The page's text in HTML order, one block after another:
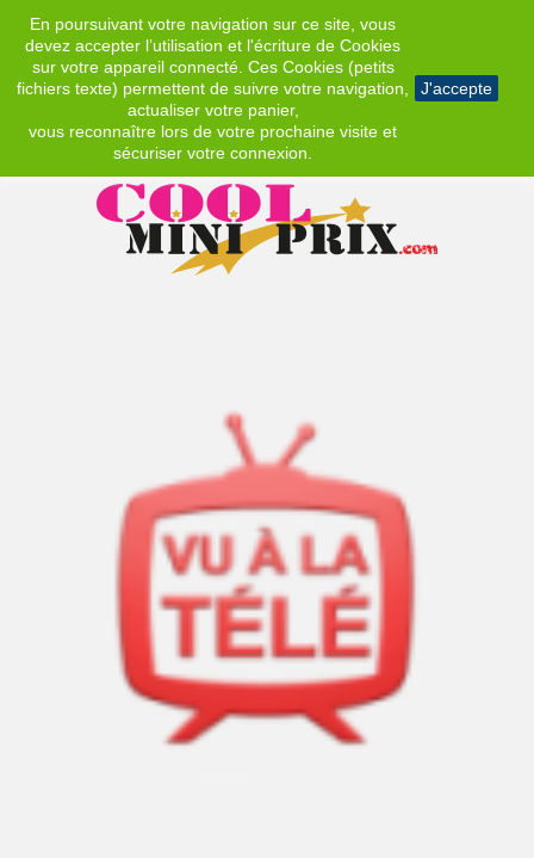
En poursuivant votre navigation sur ce site, vous
devez accepter l’utilisation et l'écriture de Cookies
sur votre appareil connecté. Ces Cookies (petits
fichiers texte) permettent de suivre votre navigation,
actualiser votre panier,
vous reconnaître lors de votre prochaine visite et
sécuriser votre connexion.
J'accepte
EUR